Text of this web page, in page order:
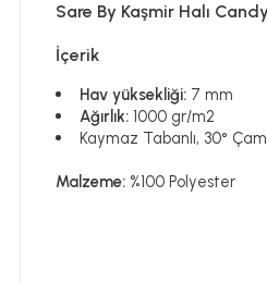
Sare By Kaşmir Halı
İçerik
Hav yüksekliği: 7 mm
Ağırlık: 1000 gr/m2
Kaymaz Tabanlı, 30°
Malzeme: %100 Polyester